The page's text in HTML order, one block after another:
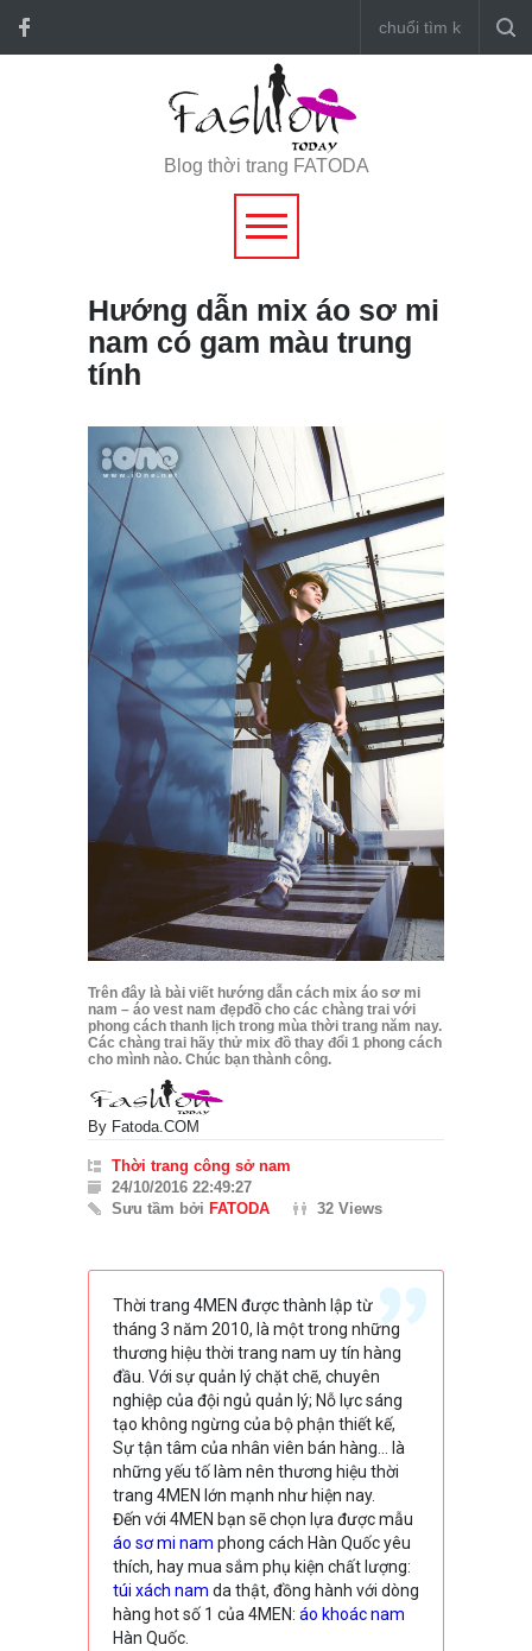
Blog thời trang FATODA
Hướng dẫn mix áo sơ mi
nam có gam màu trung
tính
Trên đây là bài viết hướng dẫn cách mix áo sơ mi
nam – áo vest nam đẹpđồ cho các chàng trai với
phong cách thanh lịch trong mùa thời trang năm nay.
Các chàng trai hãy thử mix đồ thay đổi 1 phong cách
cho mình nào. Chúc bạn thành công.
By Fatoda.COM
Thời trang công sở nam
24/10/2016 22:49:27
Sưu tầm bởi FATODA 32 Views
Thời trang 4MEN được thành lập từ
tháng 3 năm 2010, là một trong những
thương hiệu thời trang nam uy tín hàng
đầu. Với sự quản lý chặt chẽ, chuyên
nghiệp của đội ngủ quản lý; Nỗ lực sáng
tạo không ngừng của bộ phận thiết kế,
Sự tận tâm của nhân viên bán hàng… là
những yếu tố làm nên thương hiệu thời
trang 4MEN lớn mạnh như hiện nay.
Đến với 4MEN bạn sẽ chọn lựa được mẫu
áo sơ mi nam phong cách Hàn Quốc yêu
thích, hay mua sắm phụ kiện chất lượng:
túi xách nam da thật, đồng hành với dòng
hàng hot số 1 của 4MEN: áo khoác nam
Hàn Quốc.